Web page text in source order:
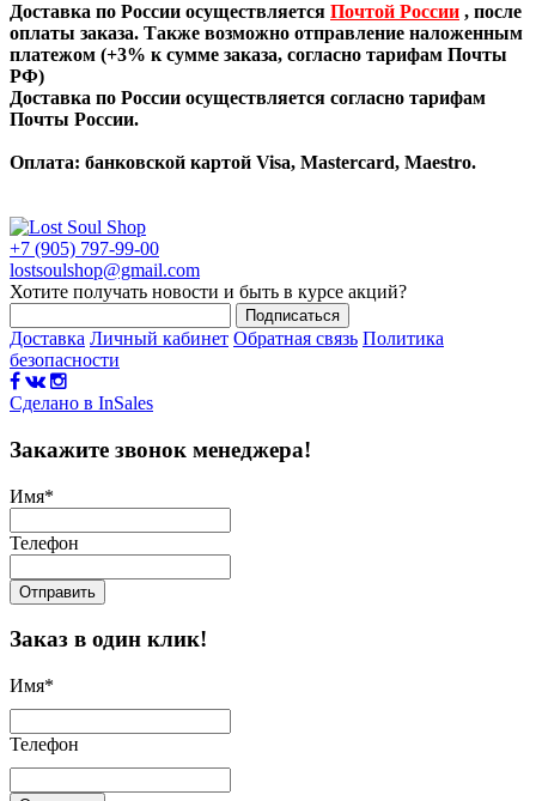
Доставка по России осуществляется Почтой России , после
оплаты заказа. Также возможно отправление наложенным
платежом (+3% к сумме заказа, согласно тарифам Почты
РФ)
Доставка по России осуществляется согласно тарифам
Почты России.
Оплата: банковской картой Visa, Mastercard, Maestro.
+7 (905) 797-99-00
lostsoulshop@gmail.com
Хотите получать новости и быть в курсе акций?
Подписаться
Доставка Личный кабинет Обратная связь Политика
безопасности
Сделано в InSales
Закажите звонок менеджера!
Имя*
Телефон
Отправить
Заказ в один клик!
Имя*
Телефон